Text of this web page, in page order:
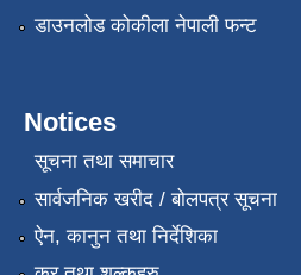
डाउनलोड कोकीला नेपाली फन्ट
Notices
सूचना तथा समाचार
सार्वजनिक खरीद / बोलपत्र सूचना
ऐन, कानुन तथा निर्देशिका